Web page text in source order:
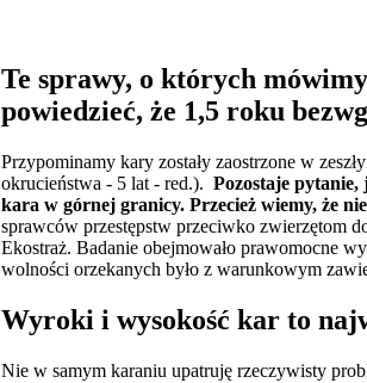
Te sprawy, o których
powiedzieć, że 1,5 roku
Przypominamy kary zostały zaostrzone w
okrucieństwa - 5 lat - red.). Pozostaje pytanie,
kara w górnej granicy. Przecież wiemy, że
sprawców przestępstw przeciwko zwierzętom
Ekostraż. Badanie obejmowało prawomocne
wolności orzekanych było z warunkowym
Wyroki i wysokość kar to
Nie w samym karaniu upatruję rzeczywisty